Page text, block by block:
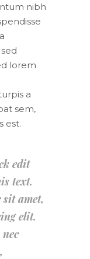
nibh
lorem
a
sem,
est.
edit
text.
amet,
elit.